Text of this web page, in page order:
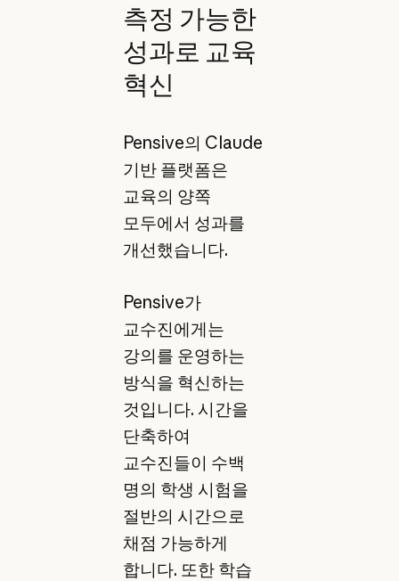
측정 가능한
성과로 교육
혁신
Pensive의 Claude
기반 플랫폼은
교육의 양쪽
모두에서 성과를
개선했습니다.
Pensive가
교수진에게는
강의를 운영하는
방식을 혁신하는
것입니다. 시간을
단축하여
교수진들이 수백
명의 학생 시험을
절반의 시간으로
채점 가능하게
합니다. 또한 학습